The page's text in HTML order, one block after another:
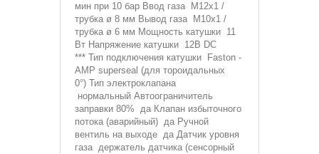
мин при 10 бар Ввод газа М12x1 /
трубка ø 8 мм Вывод газа М10x1 /
трубка ø 6 мм Мощность катушки 11
Вт Напряжение катушки 12В DC
*** Тип подключения катушки Faston -
AMP superseal (для тороидальных
0°) Тип электроклапана
нормальный Автоограничитель
заправки 80% да Клапан избыточного
потока (аварийный) да Ручной
вентиль на выходе да Датчик уровня
газа держатель датчика (сенсорный